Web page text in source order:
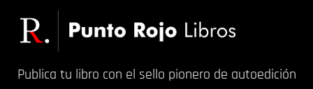
Publica tu libro con el sello pionero de autoedición